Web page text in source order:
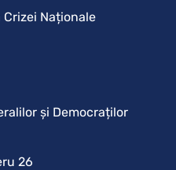
Naționale
și Democraților
26